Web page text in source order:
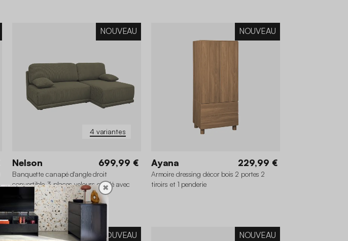
4 variantes
NOUVEAU
Nelson 699,99 €
Banquette canapé d'angle droit
convertible 3 places velours côtelé avec
NOUVEAU
Ayana 229,99 €
Armoire dressing décor bois 2 portes 2
tiroirs et 1 penderie
NOUVEAU NOUVEAU
✖